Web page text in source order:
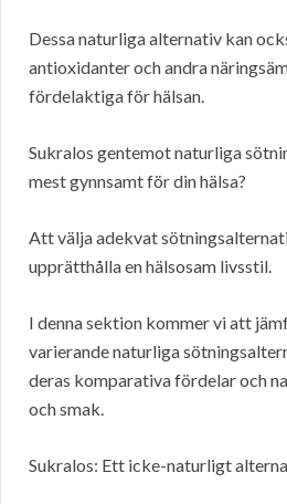
Dessa naturliga alternativ kan
antioxidanter och andra
fördelaktiga för hälsan.
Sukralos gentemot naturliga
mest gynnsamt för din hälsa?
Att välja adekvat
upprätthålla en hälsosam livsstil.
I denna sektion kommer vi att
varierande naturliga
deras komparativa fördelar och
och smak.
Sukralos: Ett icke-naturligt